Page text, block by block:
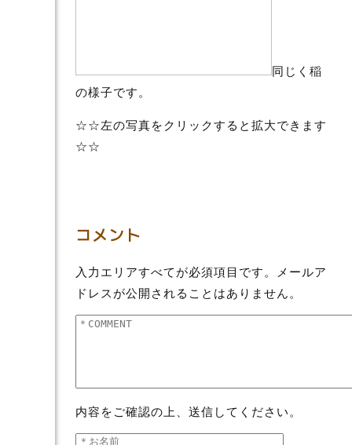
同じく稲
の様子です。
☆☆左の写真をクリックすると拡大できます
☆☆
コメント
入力エリアすべてが必須項目です。メールア
ドレスが公開されることはありません。
内容をご確認の上、送信してください。